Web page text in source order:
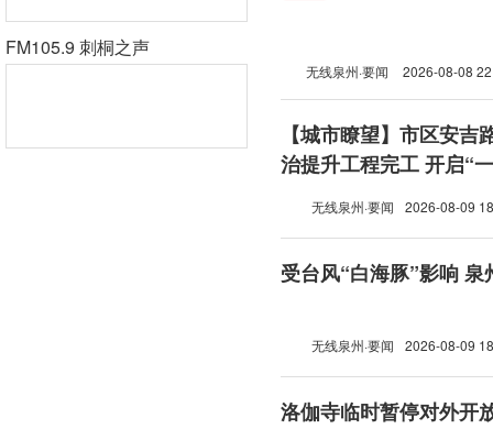
FM105.9 刺桐之声
无线泉州·要闻 2026-08-08
【城市瞭望】市区安吉
治提升工程完工 开启“
无线泉州·要闻 2026-08-09
受台风“白海豚”影响
无线泉州·要闻 2026-08-09
洛伽寺临时暂停对外开